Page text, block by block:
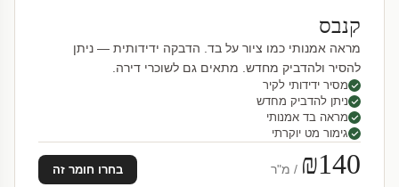
קנבס
מראה אמנותי כמו ציור על בד. הדבקה ידידותית — ניתן
להסיר ולהדביק מחדש. מתאים גם לשוכרי דירה.
מסיר ידידותי לקיר
ניתן להדביק מחדש
מראה בד אמנותי
גימור מט יוקרתי
₪140 / מ"ר בחרו חומר זה